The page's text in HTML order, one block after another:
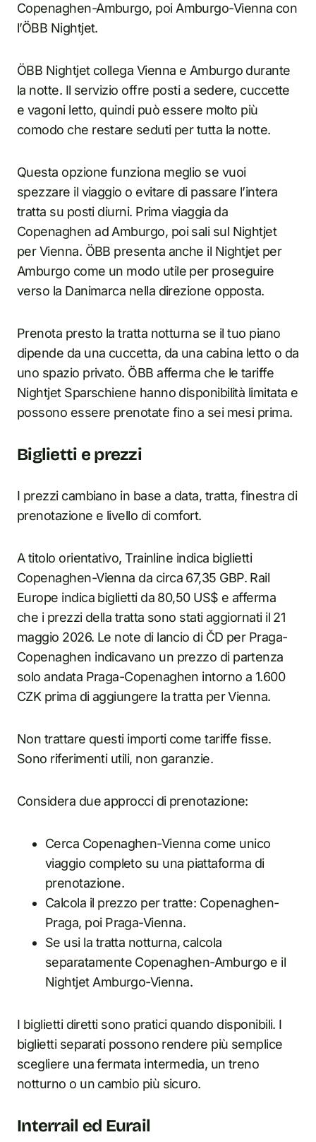
Copenaghen-Amburgo, poi Amburgo-Vienna con
l’ÖBB Nightjet.
ÖBB Nightjet collega Vienna e Amburgo durante
la notte. Il servizio offre posti a sedere, cuccette
e vagoni letto, quindi può essere molto più
comodo che restare seduti per tutta la notte.
Questa opzione funziona meglio se vuoi
spezzare il viaggio o evitare di passare l’intera
tratta su posti diurni. Prima viaggia da
Copenaghen ad Amburgo, poi sali sul Nightjet
per Vienna. ÖBB presenta anche il Nightjet per
Amburgo come un modo utile per proseguire
verso la Danimarca nella direzione opposta.
Prenota presto la tratta notturna se il tuo piano
dipende da una cuccetta, da una cabina letto o da
uno spazio privato. ÖBB afferma che le tariffe
Nightjet Sparschiene hanno disponibilità limitata e
possono essere prenotate fino a sei mesi prima.
Biglietti e prezzi
I prezzi cambiano in base a data, tratta, finestra di
prenotazione e livello di comfort.
A titolo orientativo, Trainline indica biglietti
Copenaghen-Vienna da circa 67,35 GBP. Rail
Europe indica biglietti da 80,50 US$ e afferma
che i prezzi della tratta sono stati aggiornati il 21
maggio 2026. Le note di lancio di ČD per Praga-
Copenaghen indicavano un prezzo di partenza
solo andata Praga-Copenaghen intorno a 1.600
CZK prima di aggiungere la tratta per Vienna.
Non trattare questi importi come tariffe fisse.
Sono riferimenti utili, non garanzie.
Considera due approcci di prenotazione:
Cerca Copenaghen-Vienna come unico
viaggio completo su una piattaforma di
prenotazione.
Calcola il prezzo per tratte: Copenaghen-
Praga, poi Praga-Vienna.
Se usi la tratta notturna, calcola
separatamente Copenaghen-Amburgo e il
Nightjet Amburgo-Vienna.
I biglietti diretti sono pratici quando disponibili. I
biglietti separati possono rendere più semplice
scegliere una fermata intermedia, un treno
notturno o un cambio più sicuro.
Interrail ed Eurail